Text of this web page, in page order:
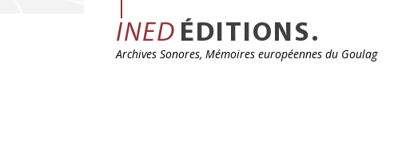
INED ÉDITIONS.
Archives Sonores, Mémoires européennes du Goulag